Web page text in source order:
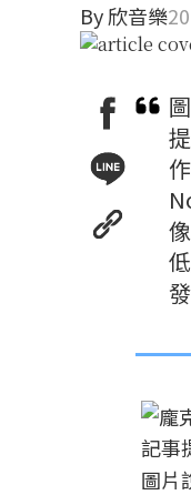
By欣音樂
圖片